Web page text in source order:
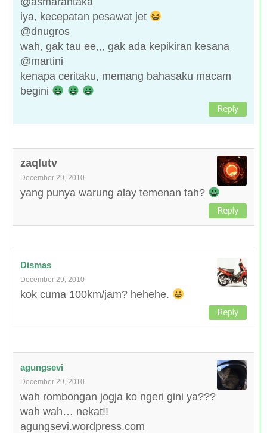
iya, kecepatan pesawat jet
@dnugros
wah, gak tau ee,,, gak ada kepikiran kesana
@martini
kenapa ceritaku, memang bahasaku macam
begini
Reply
zaqlutv
December 29, 2010
yang punya warung alay temenan tah?
Reply
Dismas
December 29, 2010
kok cuma 100km/jam? hehehe.
Reply
agungsevi
December 29, 2010
wah rombongan jogja ko ngeri gini ya???
wah wah… nekat!!
agungsevi.wordpress.com